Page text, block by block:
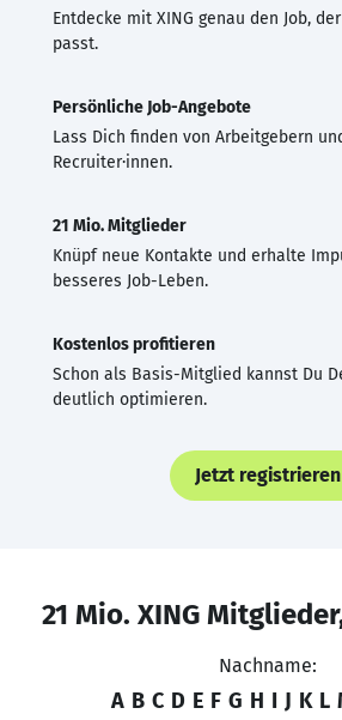
Entdecke mit XING genau den Job,
passt.
Persönliche Job-Angebote
Lass Dich finden von Arbeitgebern
Recruiter·innen.
21 Mio. Mitglieder
Knüpf neue Kontakte und erhalte
besseres Job-Leben.
Kostenlos profitieren
Schon als Basis-Mitglied kannst Du
deutlich optimieren.
Jetzt registrieren
21 Mio. XING
Nachname:
A B C D E F G H I J K L